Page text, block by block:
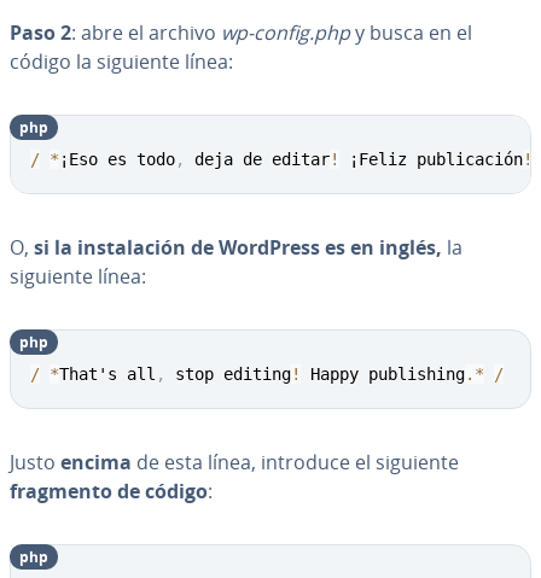
Paso 2: abre el archivo wp-config.phpy busca en el
código la siguiente línea:
/ * ¡Eso es todo, deja de editar! ¡Feliz publicación!
php
O, si la in­s­ta­la­ción de WordPress es en inglés, la
siguiente línea:
/ *That's all , stop editing! Happy publishing. * /
php
Justo encima de esta línea, introduce el siguiente
fragmento de código:
php